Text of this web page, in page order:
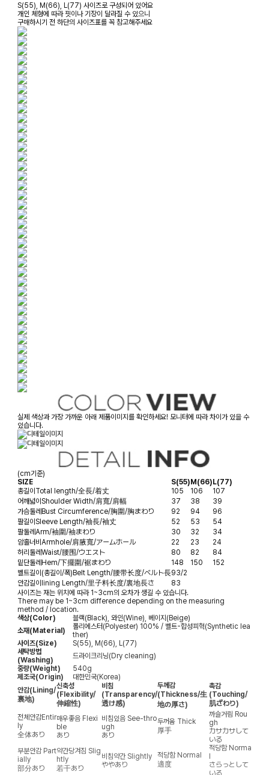
S(55), M(66), L(77) 사이즈로 구성되어 있어요
개인 체형에 따라 핏이나 기장이 달라질 수 있으니
구매하시기 전 하단의 사이즈표를 꼭 참고해주세요
실제 색상과 가장 가까운 아래 제품이미지를 확인하세요! 모니터에 따라 차이가 있을 수
있습니다.
(cm기준)
SIZE
S(55)M(66)L(77)
총길이Total length/全長/着丈 105 106
107
어깨넓이Shoulder Width/肩寬/肩幅 37 38
39
가슴둘레Bust Circumference/胸圍/胸まわり 92 94
96
팔길이Sleeve Length/袖長/袖丈 52 53
54
팔둘레Arm/袖圍/袖まわり 30 32
34
암홀너비Armhole/肩腋寬/アームホール 22 23
24
허리둘레Waist/腰围/ウエスト 80 82
84
밑단둘레Hem/下擺圍/裾まわり 148 150
152
벨트길이(총길이/폭)Belt Length/腰带长度/ベルト長93/2
안감길이lining Length/里子料长度/裏地長さ
83
사이즈는 재는 위치에 따라 1~3cm의 오차가 생길 수 있습니다.
There may be 1~3cm difference depending on the measuring
method / location.
색상(Color)
블랙(Black), 와인(Wine), 베이지(Beige)
소재(Material)
폴리에스터(Polyester) 100% / 벨트-합성피혁(Synthetic lea
ther)
사이즈(Size)
S(55), M(66), L(77)
세탁방법
(Washing)
드라이크리닝(Dry cleaning)
중량(Weight)
540g
제조국(Origin)
대한민국(Korea)
안감(Lining/
裏地)
신축성
(Flexibility/
伸縮性)
비침
(Transparency/
透け感)
두께감
(Thickness/生
地の厚さ)
촉감
(Touching/
肌ざわり)
전체안감Entir
ly
全体あり
매우좋음 Flexi
ble
あり
비침있음 See-thro
ugh
あり
두꺼움 Thick
厚手
까슬거림 Rou
gh
カサカサして
いる
부분안감 Part
ially
部分あり
약간당겨짐 Slig
htly
若干あり
비침약간 Slightly
ややあり
적당함 Normal
適度
적당함 Norma
l
さらっとして
いる